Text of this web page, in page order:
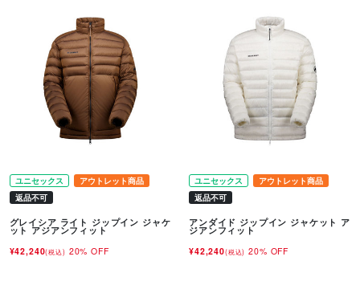
ユニセックス
アウトレット商品
返品不可
グレイシア ライト ジップイン ジャケ
ット アジアンフィット
¥42,240(税込) 20% OFF
ユニセックス
アウトレット商品
返品不可
アンダイド ジップイン ジャケット ア
ジアンフィット
¥42,240(税込) 20% OFF